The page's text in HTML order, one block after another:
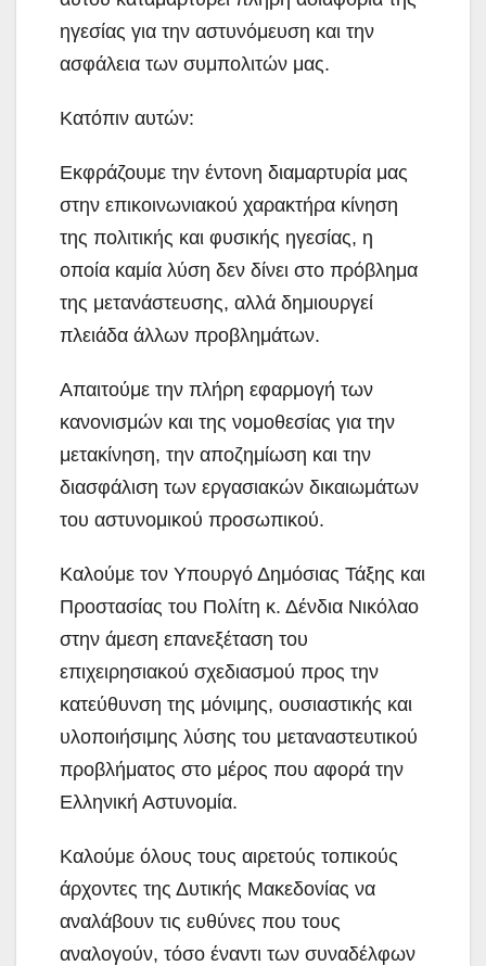
ηγεσίας για την αστυνόμευση και την
ασφάλεια των συμπολιτών μας.
Κατόπιν αυτών:
Εκφράζουμε την έντονη διαμαρτυρία μας
στην επικοινωνιακού χαρακτήρα κίνηση
της πολιτικής και φυσικής ηγεσίας, η
οποία καμία λύση δεν δίνει στο πρόβλημα
της μετανάστευσης, αλλά δημιουργεί
πλειάδα άλλων προβλημάτων.
Απαιτούμε την πλήρη εφαρμογή των
κανονισμών και της νομοθεσίας για την
μετακίνηση, την αποζημίωση και την
διασφάλιση των εργασιακών δικαιωμάτων
του αστυνομικού προσωπικού.
Καλούμε τον Υπουργό Δημόσιας Τάξης και
Προστασίας του Πολίτη κ. Δένδια Νικόλαο
στην άμεση επανεξέταση του
επιχειρησιακού σχεδιασμού προς την
κατεύθυνση της μόνιμης, ουσιαστικής και
υλοποιήσιμης λύσης του μεταναστευτικού
προβλήματος στο μέρος που αφορά την
Ελληνική Αστυνομία.
Καλούμε όλους τους αιρετούς τοπικούς
άρχοντες της Δυτικής Μακεδονίας να
αναλάβουν τις ευθύνες που τους
αναλογούν, τόσο έναντι των συναδέλφων